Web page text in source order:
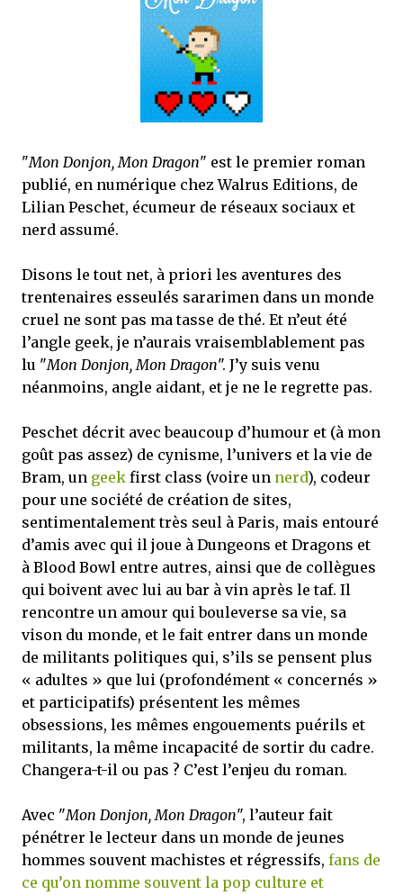
mettre sous tous les yeux. C'est cela...
"Mon Donjon, Mon Dragon" est le premier roman
publié, en numérique chez Walrus Editions, de
Lilian Peschet, écumeur de réseaux sociaux et
nerd assumé.
Disons le tout net, à priori les aventures des
trentenaires esseulés sararimen dans un monde
cruel ne sont pas ma tasse de thé. Et n’eut été
l’angle geek, je n’aurais vraisemblablement pas
lu "Mon Donjon, Mon Dragon". J’y suis venu
néanmoins, angle aidant, et je ne le regrette pas.
Peschet décrit avec beaucoup d’humour et (à mon
goût pas assez) de cynisme, l’univers et la vie de
Bram, un geek first class (voire un nerd), codeur
pour une société de création de sites,
sentimentalement très seul à Paris, mais entouré
d’amis avec qui il joue à Dungeons et Dragons et
à Blood Bowl entre autres, ainsi que de collègues
qui boivent avec lui au bar à vin après le taf. Il
rencontre un amour qui bouleverse sa vie, sa
vison du monde, et le fait entrer dans un monde
de militants politiques qui, s’ils se pensent plus
« adultes » que lui (profondément « concernés »
et participatifs) présentent les mêmes
obsessions, les mêmes engouements puérils et
militants, la même incapacité de sortir du cadre.
Changera-t-il ou pas ? C’est l’enjeu du roman.
Avec "Mon Donjon, Mon Dragon", l’auteur fait
pénétrer le lecteur dans un monde de jeunes
hommes souvent machistes et régressifs, fans de
ce qu’on nomme souvent la pop culture et